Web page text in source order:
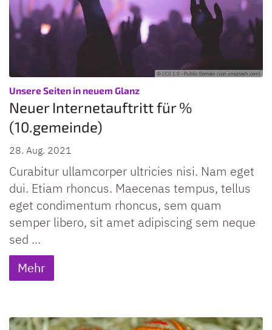
© CC0 1.0 - Public Domain (von unsplash.com)
Unsere Seiten in neuem Glanz:
Neuer Internetauftritt für %
(10.gemeinde)
28. Aug. 2021
Curabitur ullamcorper ultricies nisi. Nam eget
dui. Etiam rhoncus. Maecenas tempus, tellus
eget condimentum rhoncus, sem quam
semper libero, sit amet adipiscing sem neque
sed ...
Mehr